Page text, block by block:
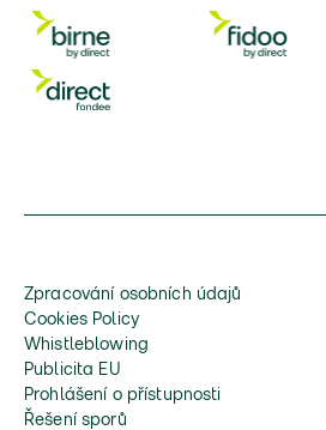
Zpracování osobních údajů
Cookies Policy
Whistleblowing
Publicita EU
Prohlášení o přístupnosti
Řešení sporů